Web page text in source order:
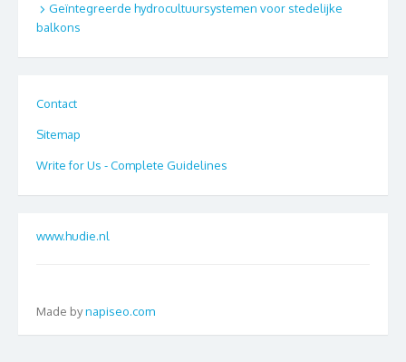
Geïntegreerde hydrocultuursystemen voor stedelijke
balkons
Contact
Sitemap
Write for Us - Complete Guidelines
www.hudie.nl
Made bynapiseo.com